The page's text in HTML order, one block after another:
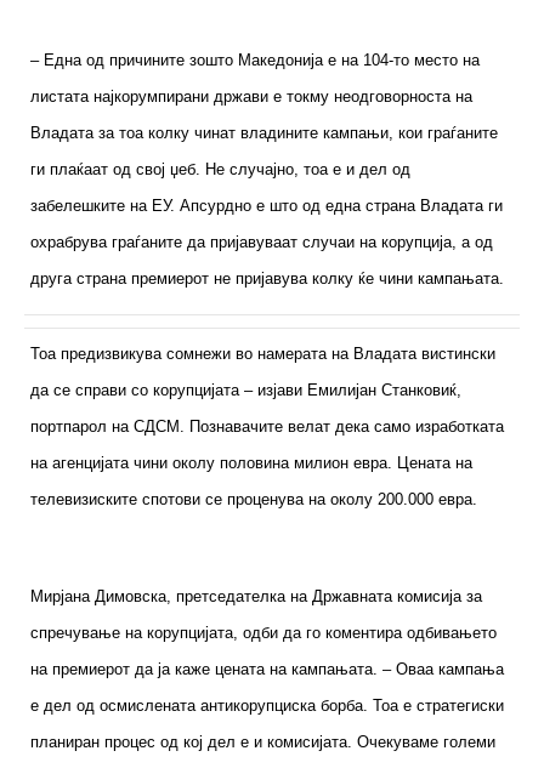
– Една од причините зошто Македонија е на 104-то место на
листата најкорумпирани држави е токму неодговорноста на
Владата за тоа колку чинат владините кампањи, кои граѓаните
ги плаќаат од свој џеб. Не случајно, тоа е и дел од
забелешките на ЕУ. Апсурдно е што од една страна Владата ги
охрабрува граѓаните да пријавуваат случаи на корупција, а од
друга страна премиерот не пријавува колку ќе чини кампањата.
Тоа предизвикува сомнежи во намерата на Владата вистински
да се справи со корупцијата – изјави Емилијан Станковиќ,
портпарол на СДСМ. Познавачите велат дека само изработката
на агенцијата чини околу половина милион евра. Цената на
телевизиските спотови се проценува на околу 200.000 евра.
Мирјана Димовска, претседателка на Државната комисија за
спречување на корупцијата, одби да го коментира одбивањето
на премиерот да ја каже цената на кампањата. – Оваа кампања
е дел од осмислената антикорупциска борба. Тоа е стратегиски
планиран процес од кој дел е и комисијата. Очекуваме големи